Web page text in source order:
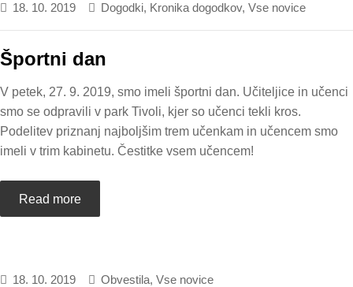
18. 10. 2019 Dogodki, Kronika dogodkov, Vse novice
Športni dan
V petek, 27. 9. 2019, smo imeli športni dan. Učiteljice in učenci
smo se odpravili v park Tivoli, kjer so učenci tekli kros.
Podelitev priznanj najboljšim trem učenkam in učencem smo
imeli v trim kabinetu. Čestitke vsem učencem!
Read more
18. 10. 2019 Obvestila, Vse novice